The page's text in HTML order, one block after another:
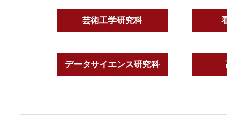
芸術工学研究科
データサイエンス研究科